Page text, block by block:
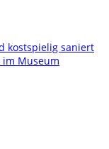
kostspielig saniert
Museum